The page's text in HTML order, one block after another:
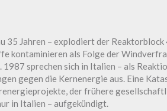
35 Jahren – explodiert der
kontaminieren als Folge der
1987 sprechen sich in Italien – als
gegen die Kernenergie aus. Eine
der frühere
in Italien – aufgekündigt.